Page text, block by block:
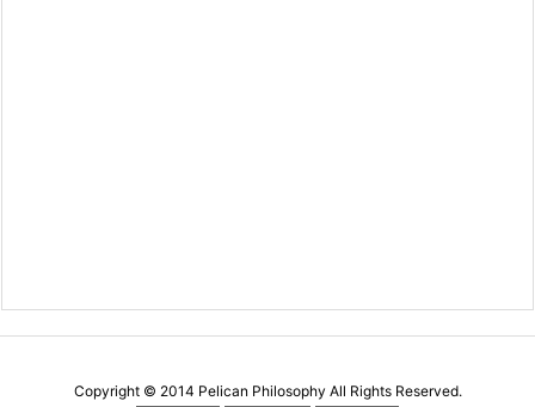
Copyright © 2014 Pelican Philosophy All Rights Reserved.